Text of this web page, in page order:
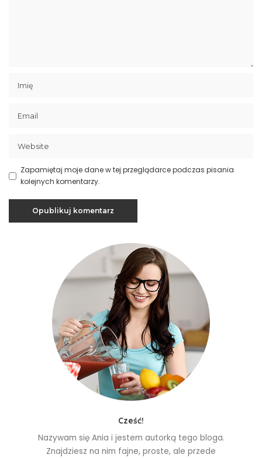
Zapamiętaj moje dane w tej przeglądarce podczas pisania
kolejnych komentarzy.
Cześć!
Nazywam się Ania i jestem autorką tego bloga.
Znajdziesz na nim fajne, proste, ale przede